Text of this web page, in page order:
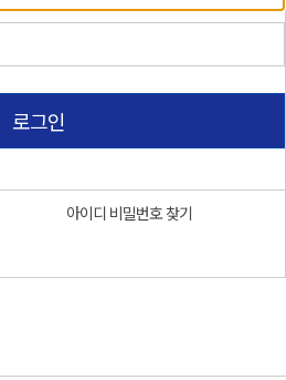
로그인
아이디 비밀번호 찾기